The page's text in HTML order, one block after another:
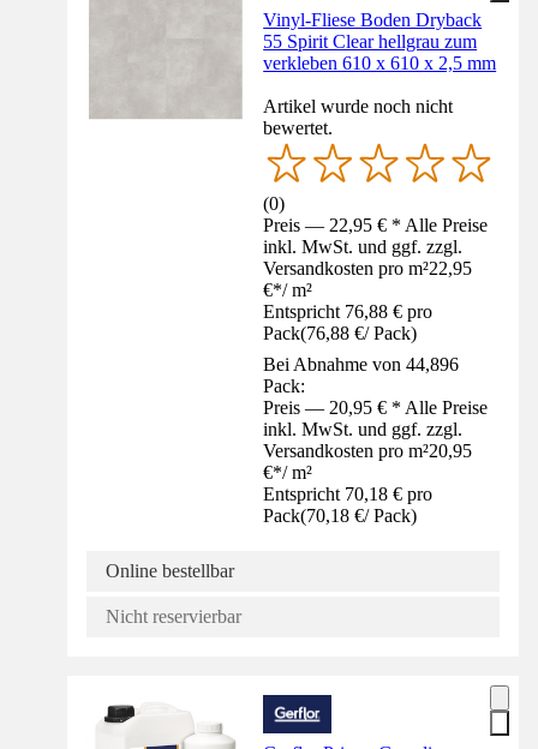
Vinyl-Fliese Boden Dryback
55 Spirit Clear hellgrau zum
verkleben 610 x 610 x 2,5 mm
Artikel wurde noch nicht
bewertet.
(0)
Preis — 22,95 € * Alle Preise
inkl. MwSt. und ggf. zzgl.
Versandkosten pro m²22,95
€*/ m²
Entspricht 76,88 € pro
Pack(76,88 €/ Pack)
Bei Abnahme von 44,896
Pack:
Preis — 20,95 € * Alle Preise
inkl. MwSt. und ggf. zzgl.
Versandkosten pro m²20,95
€*/ m²
Entspricht 70,18 € pro
Pack(70,18 €/ Pack)
Online bestellbar
Nicht reservierbar